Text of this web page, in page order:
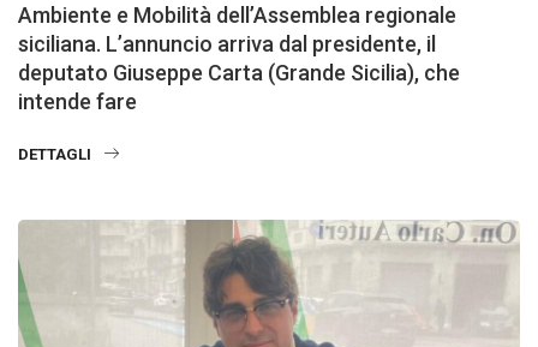
Ambiente e Mobilità dell’Assemblea regionale
siciliana. L’annuncio arriva dal presidente, il
deputato Giuseppe Carta (Grande Sicilia), che
intende fare
DETTAGLI